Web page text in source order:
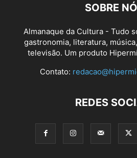
SOBRE
Almanaque da Cultura - Tudo
gastronomia, literatura,
televisão. Um produto
Contato:
REDES